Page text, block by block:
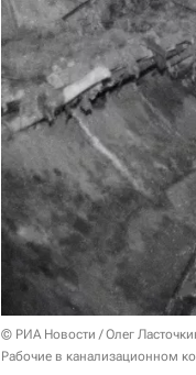
© РИА Новости / Олег
Рабочие в канализационном